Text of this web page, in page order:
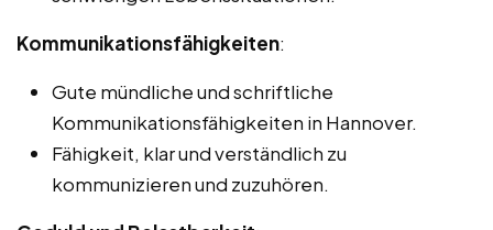
Kommunikationsfähigkeiten:
Gute mündliche und schriftliche
Kommunikationsfähigkeiten in Hannover.
Fähigkeit, klar und verständlich zu
kommunizieren und zuzuhören.